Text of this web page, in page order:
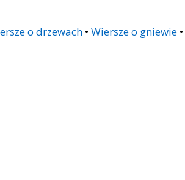
o drzewach • Wiersze o gniewie •